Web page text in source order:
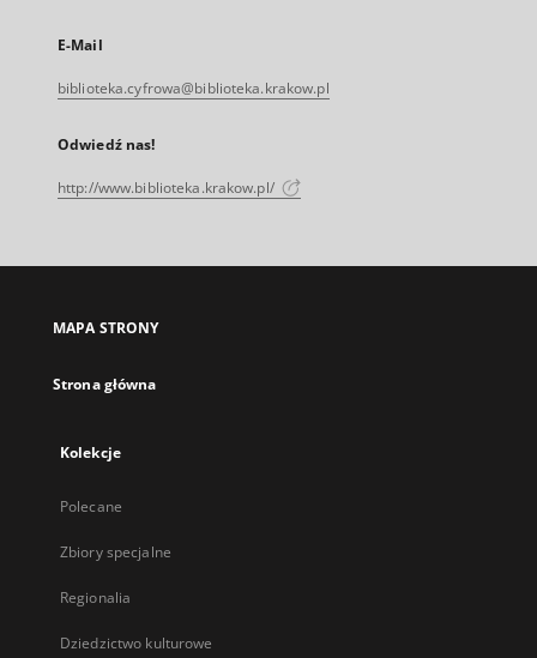
E-Mail
biblioteka.cyfrowa@biblioteka.krakow.pl
Odwiedź nas!
http://www.biblioteka.krakow.pl/
MAPA STRONY
Strona główna
Kolekcje
Polecane
Zbiory specjalne
Regionalia
Dziedzictwo kulturowe